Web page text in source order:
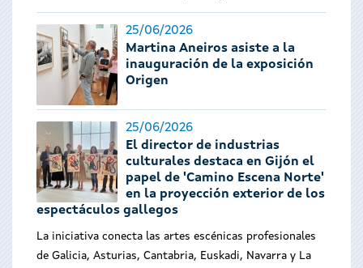
25/06/2026
Martina Aneiros asiste a la
inauguración de la exposición
Origen
25/06/2026
El director de industrias
culturales destaca en Gijón el
papel de 'Camino Escena Norte'
en la proyección exterior de los
espectáculos gallegos
La iniciativa conecta las artes escénicas profesionales
de Galicia, Asturias, Cantabria, Euskadi, Navarra y La